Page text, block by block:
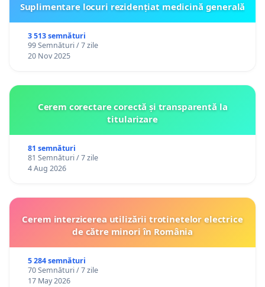
Suplimentare locuri rezidențiat medicină generală
3 513 semnături
99 Semnături / 7 zile
20 Nov 2025
Cerem corectare corectă și transparentă la
titularizare
81 semnături
81 Semnături / 7 zile
4 Aug 2026
Cerem interzicerea utilizării trotinetelor electrice
de către minori în România
5 284 semnături
70 Semnături / 7 zile
17 May 2026